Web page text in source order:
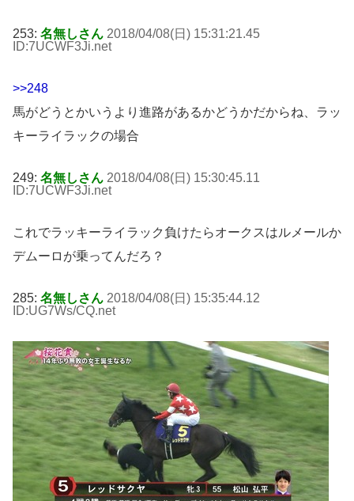
253: 名無しさん 2018/04/08(日) 15:31:21.45
ID:7UCWF3Ji.net
>>248
馬がどうとかいうより進路があるかどうかだからね、ラッ
キーライラックの場合
249: 名無しさん 2018/04/08(日) 15:30:45.11
ID:7UCWF3Ji.net
これでラッキーライラック負けたらオークスはルメールか
デムーロが乗ってんだろ？
285: 名無しさん 2018/04/08(日) 15:35:44.12
ID:UG7Ws/CQ.net